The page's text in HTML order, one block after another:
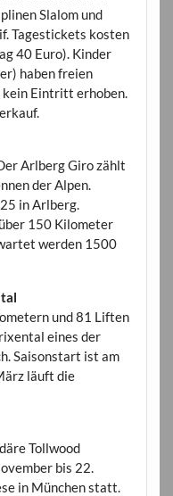
Slalom und
Tagestickets kosten
40 Euro). Kinder
haben freien
Eintritt erhoben.
Arlberg Giro zählt
der Alpen.
in Arlberg.
150 Kilometer
werden 1500
und 81 Liften
eines der
Saisonstart ist am
läuft die
Tollwood
bis 22.
in München statt.